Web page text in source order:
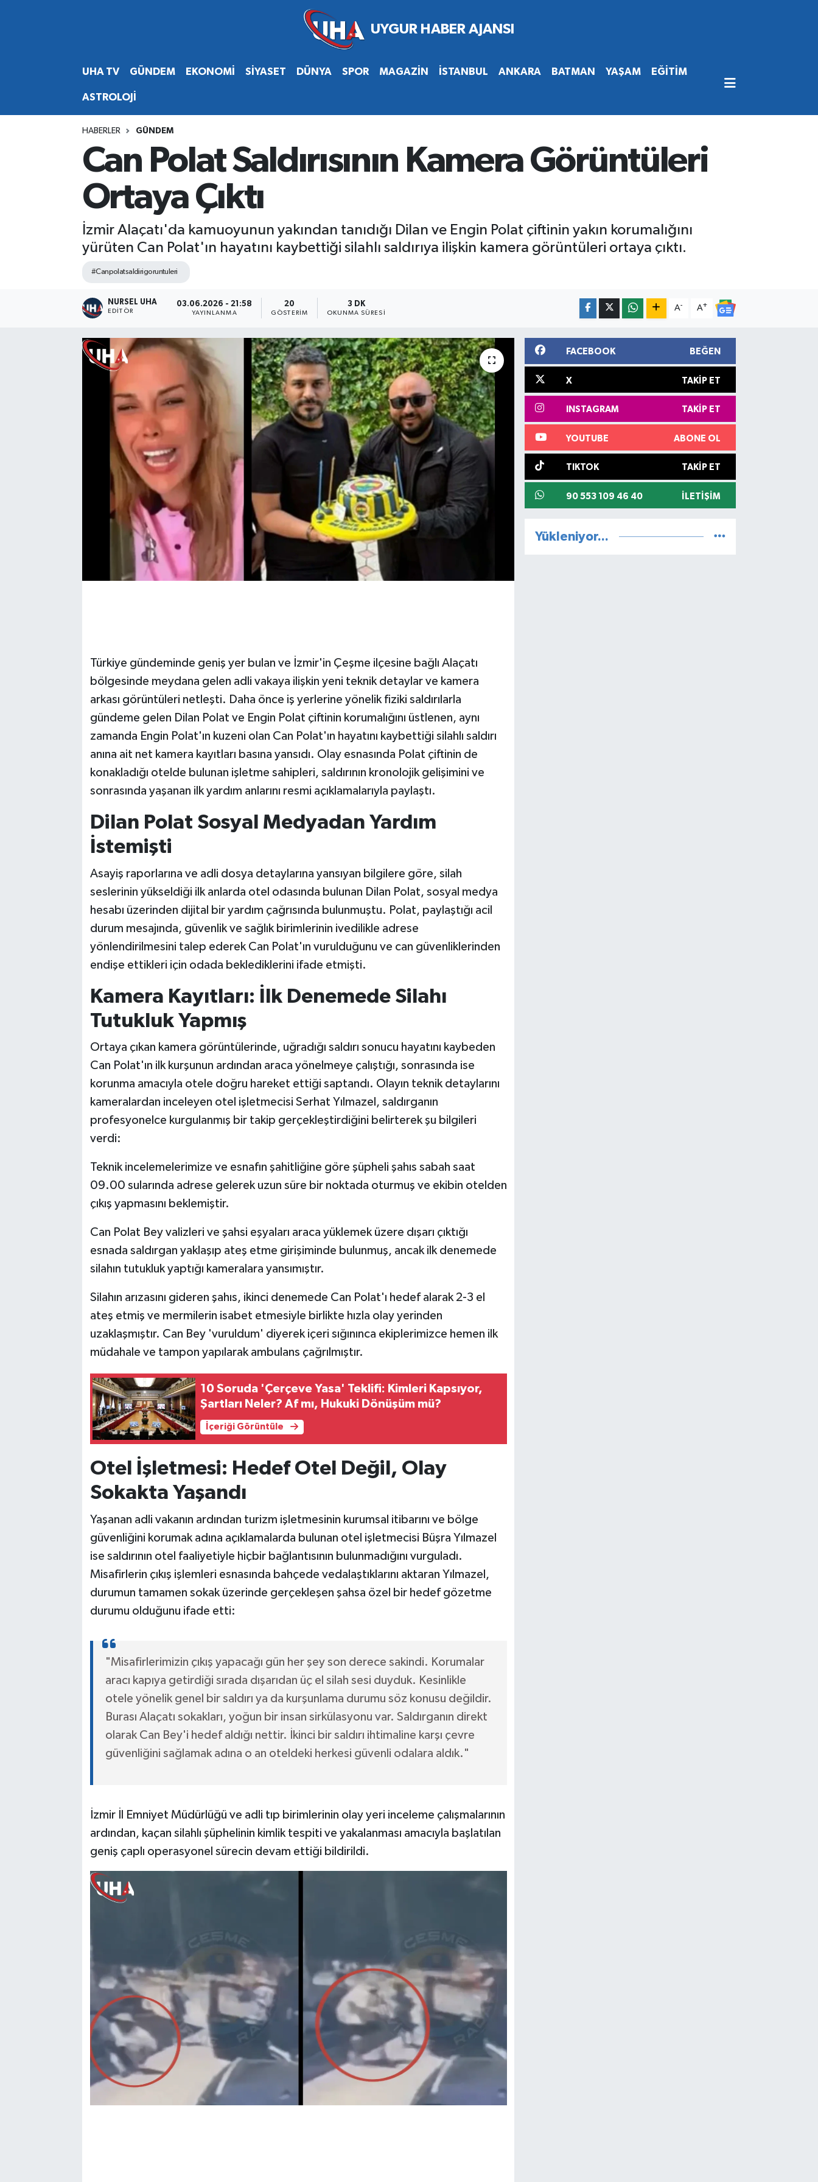
UHA TV GÜNDEM EKONOMİ SİYASET DÜNYA SPOR MAGAZİN İSTANBUL ANKARA BATMAN YAŞAM EĞİTİM
ASTROLOJİ
HABERLER GÜNDEM
Can Polat Saldırısının Kamera Görüntüleri
Ortaya Çıktı
İzmir Alaçatı'da kamuoyunun yakından tanıdığı Dilan ve Engin Polat çiftinin yakın korumalığını
yürüten Can Polat'ın hayatını kaybettiği silahlı saldırıya ilişkin kamera görüntüleri ortaya çıktı.
#Canpolatsaldirigoruntuleri
NURSEL UHA
EDITÖR
03.06.2026 - 21:58
YAYINLANMA
20
GÖSTERIM
3 DK
OKUNMA SÜRESI
A- A+
Türkiye gündeminde geniş yer bulan ve İzmir'in Çeşme ilçesine bağlı Alaçatı
bölgesinde meydana gelen adli vakaya ilişkin yeni teknik detaylar ve kamera
arkası görüntüleri netleşti. Daha önce iş yerlerine yönelik fiziki saldırılarla
gündeme gelen Dilan Polat ve Engin Polat çiftinin korumalığını üstlenen, aynı
zamanda Engin Polat'ın kuzeni olan Can Polat'ın hayatını kaybettiği silahlı saldırı
anına ait net kamera kayıtları basına yansıdı. Olay esnasında Polat çiftinin de
konakladığı otelde bulunan işletme sahipleri, saldırının kronolojik gelişimini ve
sonrasında yaşanan ilk yardım anlarını resmi açıklamalarıyla paylaştı.
Dilan Polat Sosyal Medyadan Yardım
İstemişti
Asayiş raporlarına ve adli dosya detaylarına yansıyan bilgilere göre, silah
seslerinin yükseldiği ilk anlarda otel odasında bulunan Dilan Polat, sosyal medya
hesabı üzerinden dijital bir yardım çağrısında bulunmuştu. Polat, paylaştığı acil
durum mesajında, güvenlik ve sağlık birimlerinin ivedilikle adrese
yönlendirilmesini talep ederek Can Polat'ın vurulduğunu ve can güvenliklerinden
endişe ettikleri için odada beklediklerini ifade etmişti.
Kamera Kayıtları: İlk Denemede Silahı
Tutukluk Yapmış
Ortaya çıkan kamera görüntülerinde, uğradığı saldırı sonucu hayatını kaybeden
Can Polat'ın ilk kurşunun ardından araca yönelmeye çalıştığı, sonrasında ise
korunma amacıyla otele doğru hareket ettiği saptandı. Olayın teknik detaylarını
kameralardan inceleyen otel işletmecisi Serhat Yılmazel, saldırganın
profesyonelce kurgulanmış bir takip gerçekleştirdiğini belirterek şu bilgileri
verdi:
Teknik incelemelerimize ve esnafın şahitliğine göre şüpheli şahıs sabah saat
09.00 sularında adrese gelerek uzun süre bir noktada oturmuş ve ekibin otelden
çıkış yapmasını beklemiştir.
Can Polat Bey valizleri ve şahsi eşyaları araca yüklemek üzere dışarı çıktığı
esnada saldırgan yaklaşıp ateş etme girişiminde bulunmuş, ancak ilk denemede
silahın tutukluk yaptığı kameralara yansımıştır.
Silahın arızasını gideren şahıs, ikinci denemede Can Polat'ı hedef alarak 2-3 el
ateş etmiş ve mermilerin isabet etmesiyle birlikte hızla olay yerinden
uzaklaşmıştır. Can Bey 'vuruldum' diyerek içeri sığınınca ekiplerimizce hemen ilk
müdahale ve tampon yapılarak ambulans çağrılmıştır.
10 Soruda 'Çerçeve Yasa' Teklifi: Kimleri Kapsıyor,
Şartları Neler? Af mı, Hukuki Dönüşüm mü?
İçeriği Görüntüle
Otel İşletmesi: Hedef Otel Değil, Olay
Sokakta Yaşandı
Yaşanan adli vakanın ardından turizm işletmesinin kurumsal itibarını ve bölge
güvenliğini korumak adına açıklamalarda bulunan otel işletmecisi Büşra Yılmazel
ise saldırının otel faaliyetiyle hiçbir bağlantısının bulunmadığını vurguladı.
Misafirlerin çıkış işlemleri esnasında bahçede vedalaştıklarını aktaran Yılmazel,
durumun tamamen sokak üzerinde gerçekleşen şahsa özel bir hedef gözetme
durumu olduğunu ifade etti:
"Misafirlerimizin çıkış yapacağı gün her şey son derece sakindi. Korumalar
aracı kapıya getirdiği sırada dışarıdan üç el silah sesi duyduk. Kesinlikle
otele yönelik genel bir saldırı ya da kurşunlama durumu söz konusu değildir.
Burası Alaçatı sokakları, yoğun bir insan sirkülasyonu var. Saldırganın direkt
olarak Can Bey'i hedef aldığı nettir. İkinci bir saldırı ihtimaline karşı çevre
güvenliğini sağlamak adına o an oteldeki herkesi güvenli odalara aldık."
İzmir İl Emniyet Müdürlüğü ve adli tıp birimlerinin olay yeri inceleme çalışmalarının
ardından, kaçan silahlı şüphelinin kimlik tespiti ve yakalanması amacıyla başlatılan
geniş çaplı operasyonel sürecin devam ettiği bildirildi.
FACEBOOK BEĞEN
X TAKIP ET
INSTAGRAM TAKIP ET
YOUTUBE ABONE OL
TIKTOK TAKIP ET
90 553 109 46 40 İLETIŞIM
Yükleniyor...
Hava Durumu
Süper Lig Puan Durumu ve Fikstür
Tüm Manşetler
Son Dakika Haberleri